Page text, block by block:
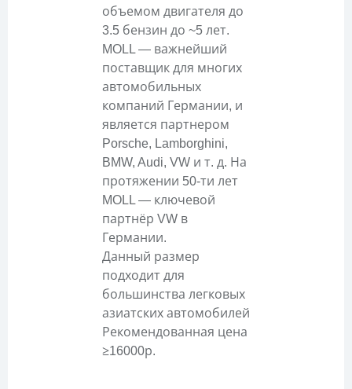
объемом двигателя до
3.5 бензин до ~5 лет.
MOLL — важнейший
поставщик для многих
автомобильных
компаний Германии, и
является партнером
Porsche, Lamborghini,
BMW, Audi, VW и т. д. На
протяжении 50-ти лет
MOLL — ключевой
партнёр VW в
Германии.
Данный размер
подходит для
большинства легковых
азиатских автомобилей
Рекомендованная цена
≥16000р.